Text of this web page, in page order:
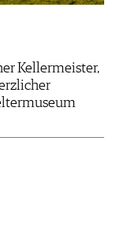
Kellermeister,